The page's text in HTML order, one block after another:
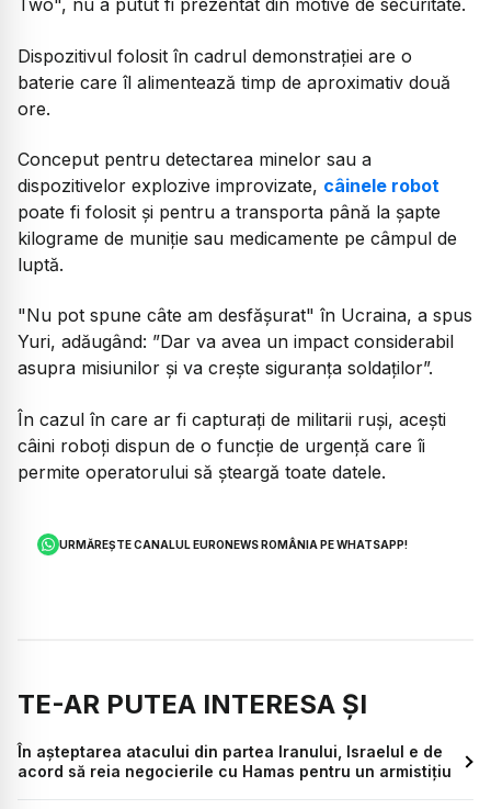
Two", nu a putut fi prezentat din motive de securitate.
Dispozitivul folosit în cadrul demonstrației are o
baterie care îl alimentează timp de aproximativ două
ore.
Conceput pentru detectarea minelor sau a
dispozitivelor explozive improvizate, câinele robot
poate fi folosit și pentru a transporta până la șapte
kilograme de muniție sau medicamente pe câmpul de
luptă.
"Nu pot spune câte am desfășurat" în Ucraina, a spus
Yuri, adăugând: ”Dar va avea un impact considerabil
asupra misiunilor și va crește siguranța soldaților”.
În cazul în care ar fi capturați de militarii ruși, acești
câini roboți dispun de o funcție de urgență care îi
permite operatorului să șteargă toate datele.
URMĂREȘTE CANALUL EURONEWS ROMÂNIA PE WHATSAPP!
TE-AR PUTEA INTERESA ȘI
În așteptarea atacului din partea Iranului, Israelul e de
acord să reia negocierile cu Hamas pentru un armistițiu